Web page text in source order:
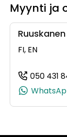
Myynti ja
FI, EN
050 431